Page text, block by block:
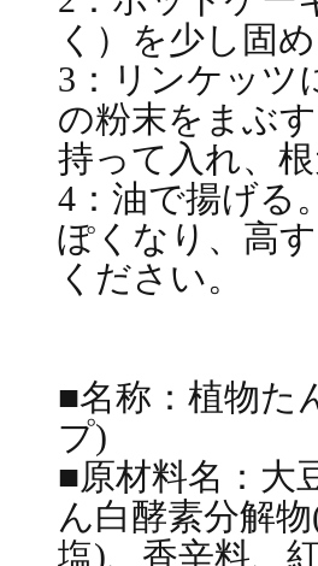
く）を少し
3：リンケッツ
の粉末をまぶ
持って入れ
4：油で揚げる
ぽくなり、高
ください
■名称：植物た
プ)
■原材料名：大
ん白酵素分解
塩)、香辛